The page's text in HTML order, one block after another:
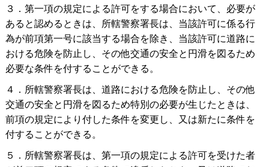
３．第一項の規定による許可をする場合において、必要が
あると認めるときは、所轄警察署長は、当該許可に係る行
為が前項第一号に該当する場合を除き、当該許可に道路に
おける危険を防止し、その他交通の安全と円滑を図るため
必要な条件を付することができる。
４．所轄警察署長は、道路における危険を防止し、その他
交通の安全と円滑を図るため特別の必要が生じたときは、
前項の規定により付した条件を変更し、又は新たに条件を
付することができる。
５．所轄警察署長は、第一項の規定による許可を受けた者